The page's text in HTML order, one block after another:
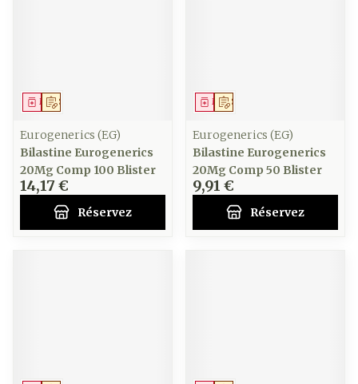
Sur prescription
Médicament
Eurogenerics (EG)
Bilastine Eurogenerics
20Mg Comp 100 Blister
14,17 €
Réservez
Sur prescription
Médicament
Eurogenerics (EG)
Bilastine Eurogenerics
20Mg Comp 50 Blister
9,91 €
Réservez